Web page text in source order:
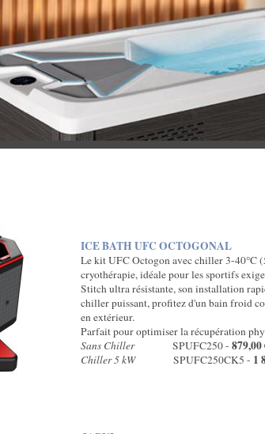
ICE BATH UFC OCTOGONAL
Le kit UFC Octogon avec chiller 3-40°C
cryothérapie, idéale pour les sportifs
Stitch ultra résistante, son installation
chiller puissant, profitez d'un bain froid
en extérieur.
Parfait pour optimiser la récupération
Sans ChillerSPUFC250 - 879,00
Chiller 5 kWSPUFC250CK5 - 1